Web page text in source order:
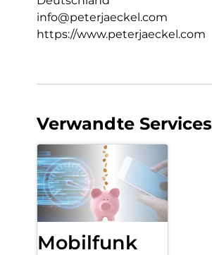
info@peterjaeckel.com
https://www.peterjaeckel.com
Verwandte Services
Mobilfunk